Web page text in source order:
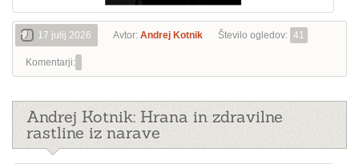
17 julij 2026 Avtor: Andrej Kotnik Število ogledov: 41
Komentarji:
Andrej Kotnik: Hrana in zdravilne
rastline iz narave